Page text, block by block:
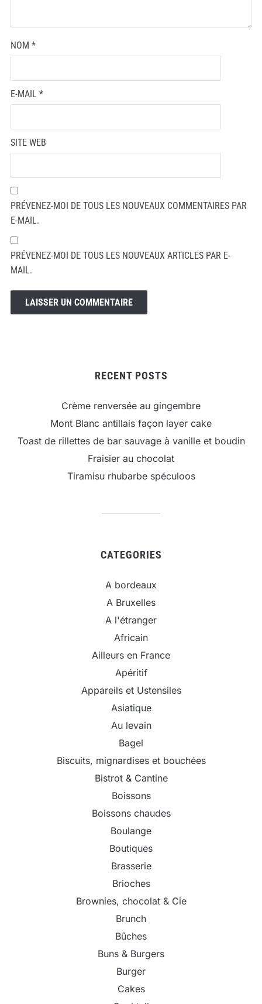
NOM *
E-MAIL *
SITE WEB
PRÉVENEZ-MOI DE TOUS LES NOUVEAUX COMMENTAIRES PAR
E-MAIL.
PRÉVENEZ-MOI DE TOUS LES NOUVEAUX ARTICLES PAR E-
MAIL.
RECENT POSTS
Crème renversée au gingembre
Mont Blanc antillais façon layer cake
Toast de rillettes de bar sauvage à vanille et boudin
Fraisier au chocolat
Tiramisu rhubarbe spéculoos
CATEGORIES
A bordeaux
A Bruxelles
A l'étranger
Africain
Ailleurs en France
Apéritif
Appareils et Ustensiles
Asiatique
Au levain
Bagel
Biscuits, mignardises et bouchées
Bistrot & Cantine
Boissons
Boissons chaudes
Boulange
Boutiques
Brasserie
Brioches
Brownies, chocolat & Cie
Brunch
Bûches
Buns & Burgers
Burger
Cakes